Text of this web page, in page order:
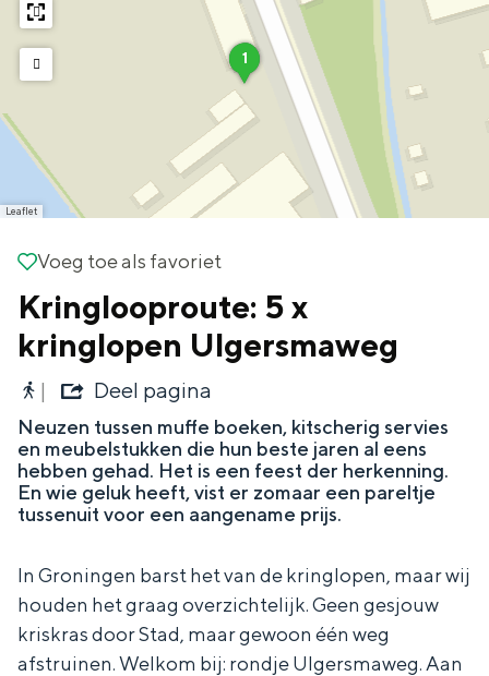
Wat ga jij doen?
Zomerwandelingen in Groningen
Zwemplekken
DIT IS GRONINGEN
Top 10
bezienswaardigheden
In Groningen ligt het allemaal opvallend
dicht bij elkaar. De levendigheid van de
weidsheid van het ommeland en de
sporen van een eeuwenoud verleden.
Stad
a
d
s
F
a
c
k
1
Leaflet
Kringlooproute: 5 x
kringlopen Ulgersmaweg
Voeg toe als favoriet
Voeg toe als favoriet
Deel pagina
Neuzen tussen muffe boeken, kitscherig servies
en meubelstukken die hun beste jaren al eens
hebben gehad. Het is een feest der herkenning.
En wie geluk heeft, vist er zomaar een pareltje
tussenuit voor een aangename prijs.
In Groningen barst het van de kringlopen, maar wij
houden het graag overzichtelijk. Geen gesjouw
kriskras door Stad, maar gewoon één weg
afstruinen. Welkom bij: rondje Ulgersmaweg. Aan